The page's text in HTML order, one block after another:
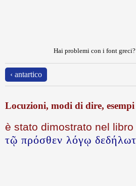
Hai problemi con i font greci?
‹ antartico
Locuzioni, modi di dire, esempi
è stato dimostrato nel
τῷ πρόσθεν λόγῳ